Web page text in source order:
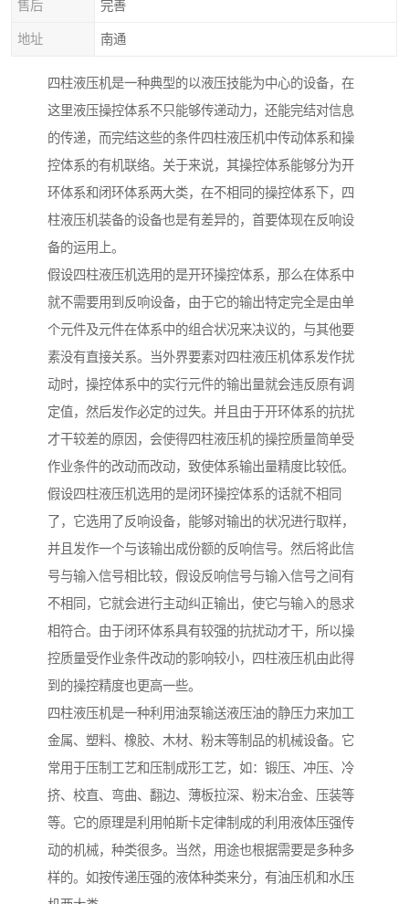
售后 完善
地址 南通
四柱液压机是一种典型的以液压技能为中心的设备，在
这里液压操控体系不只能够传递动力，还能完结对信息
的传递，而完结这些的条件四柱液压机中传动体系和操
控体系的有机联络。关于来说，其操控体系能够分为开
环体系和闭环体系两大类，在不相同的操控体系下，四
柱液压机装备的设备也是有差异的，首要体现在反响设
备的运用上。
假设四柱液压机选用的是开环操控体系，那么在体系中
就不需要用到反响设备，由于它的输出特定完全是由单
个元件及元件在体系中的组合状况来决议的，与其他要
素没有直接关系。当外界要素对四柱液压机体系发作扰
动时，操控体系中的实行元件的输出量就会违反原有调
定值，然后发作必定的过失。并且由于开环体系的抗扰
才干较差的原因，会使得四柱液压机的操控质量简单受
作业条件的改动而改动，致使体系输出量精度比较低。
假设四柱液压机选用的是闭环操控体系的话就不相同
了，它选用了反响设备，能够对输出的状况进行取样，
并且发作一个与该输出成份额的反响信号。然后将此信
号与输入信号相比较，假设反响信号与输入信号之间有
不相同，它就会进行主动纠正输出，使它与输入的恳求
相符合。由于闭环体系具有较强的抗扰动才干，所以操
控质量受作业条件改动的影响较小，四柱液压机由此得
到的操控精度也更高一些。
四柱液压机是一种利用油泵输送液压油的静压力来加工
金属、塑料、橡胶、木材、粉末等制品的机械设备。它
常用于压制工艺和压制成形工艺，如：锻压、冲压、冷
挤、校直、弯曲、翻边、薄板拉深、粉末冶金、压装等
等。它的原理是利用帕斯卡定律制成的利用液体压强传
动的机械，种类很多。当然，用途也根据需要是多种多
样的。如按传递压强的液体种类来分，有油压机和水压